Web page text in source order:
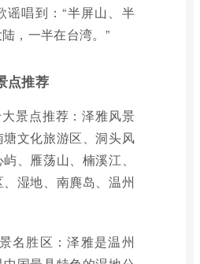
谣唱到：“半屏山、半
，一半在台湾。”
点推荐
景点推荐：泽雅风景
文化旅游区、洞头风
、雁荡山、楠溪江、
湿地、南麂岛、温州
名胜区：泽雅是温州